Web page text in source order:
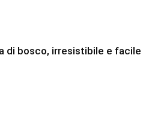
di bosco, irresistibile e facile